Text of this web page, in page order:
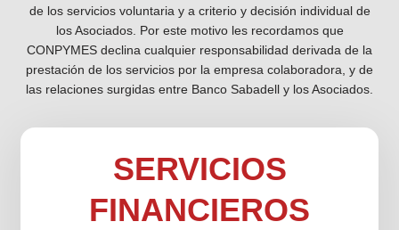
de los servicios voluntaria y a criterio y decisión individual de
los Asociados. Por este motivo les recordamos que
CONPYMES declina cualquier responsabilidad derivada de la
prestación de los servicios por la empresa colaboradora, y de
las relaciones surgidas entre Banco Sabadell y los Asociados.
SERVICIOS
FINANCIEROS